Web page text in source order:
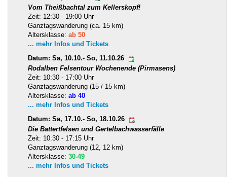
Vom Theißbachtal zum Kellerskopf!
Zeit: 12:30 - 19:00 Uhr
Ganztagswanderung (ca. 15 km)
Altersklasse: ab 50
... mehr Infos und Tickets
Datum: Sa, 10.10.- So, 11.10.26
Rodalben Felsentour Wochenende (Pirmasens)
Zeit: 10:30 - 17:00 Uhr
Ganztagswanderung (15 / 15 km)
Altersklasse: ab 40
... mehr Infos und Tickets
Datum: Sa, 17.10.- So, 18.10.26
Die Battertfelsen und Gertelbachwasserfälle
Zeit: 10:30 - 17:15 Uhr
Ganztagswanderung (12, 12 km)
Altersklasse: 30-49
... mehr Infos und Tickets